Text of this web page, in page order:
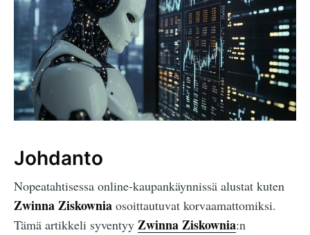
Johdanto
Nopeatahtisessa online-kaupankäynnissä alustat kuten
Zwinna Ziskownia osoittautuvat korvaamattomiksi.
Tämä artikkeli syventyy Zwinna Ziskownia:n